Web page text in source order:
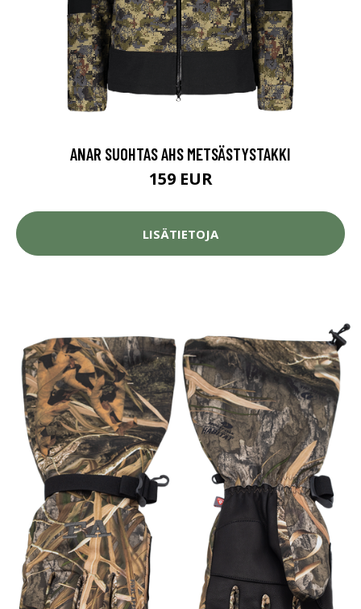
ANAR SUOHTAS AHS METSÄSTYSTAKKI
159 EUR
LISÄTIETOJA